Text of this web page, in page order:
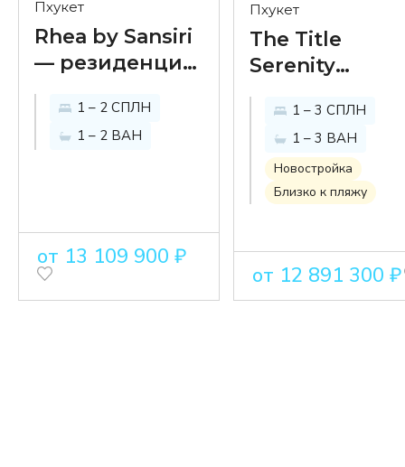
Пхукет
Rhea by Sansiri
— резиденция
в курортном
стиле рядом с
самыми
1 – 2 СПЛН
1 – 2 ВАН
от 13 109 900 ₽
Пхукет
The Title
Serenity
Naiyang —
оазис
спокойствия
на пороге
1 – 3 СПЛН
1 – 3 ВАН
Новостройка
Близко к пляжу
от 12 891 300 ₽